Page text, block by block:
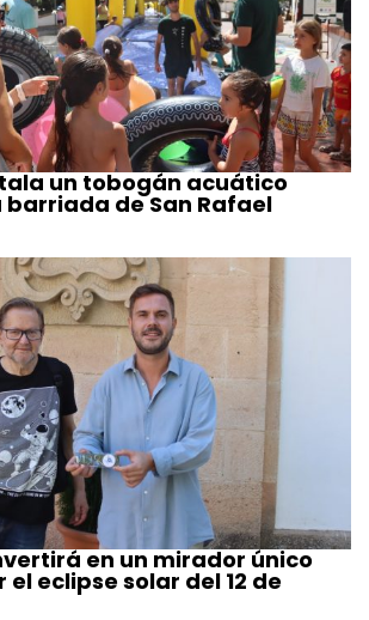
un tobogán acuático
de San Rafael
en un mirador único
eclipse solar del 12 de